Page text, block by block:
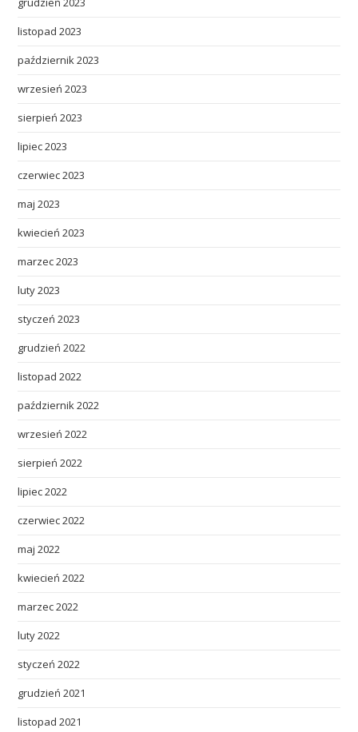
listopad 2023
październik 2023
wrzesień 2023
sierpień 2023
lipiec 2023
czerwiec 2023
maj 2023
kwiecień 2023
marzec 2023
luty 2023
styczeń 2023
grudzień 2022
listopad 2022
październik 2022
wrzesień 2022
sierpień 2022
lipiec 2022
czerwiec 2022
maj 2022
kwiecień 2022
marzec 2022
luty 2022
styczeń 2022
grudzień 2021
listopad 2021